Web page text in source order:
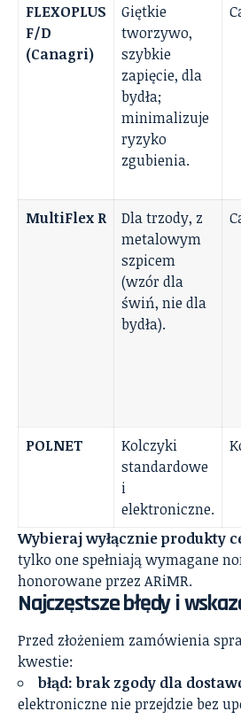
FLEXOPLUS
F/D
(Canagri)
Giętkie
tworzywo,
szybkie
zapięcie, dla
bydła;
minimalizuje
ryzyko
zgubienia.
MultiFlex R
Dla trzody, z
metalowym
szpicem
(wzór dla
świń, nie dla
bydła).
POLNET
Kolczyki
standardowe
i
elektroniczne.
Wybieraj wyłącznie produkty
tylko one spełniają wymagane
honorowane przez ARiMR.
Najczęstsze błędy i
Przed złożeniem zamówienia
kwestie:
błąd: brak zgody dla
elektroniczne nie przejdzie bez